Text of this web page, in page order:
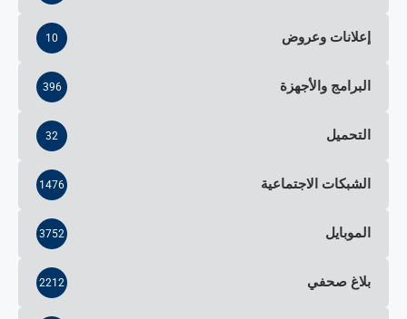
إعلانات وعروض 10
البرامج والأجهزة 396
التحميل 32
الشبكات الاجتماعية 1476
الموبايل 3752
بلاغ صحفي 2212